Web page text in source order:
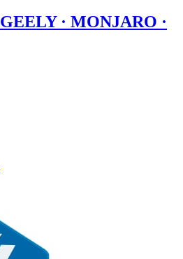
GEELY · MONJARO ·